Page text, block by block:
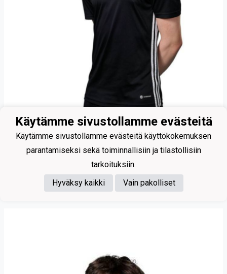
Heikkilä Lenni
Käytämme sivustollamme evästeitä
Käytämme sivustollamme evästeitä käyttökokemuksen
parantamiseksi sekä toiminnallisiin ja tilastollisiin
tarkoituksiin.
Hyväksy kaikki
Vain pakolliset